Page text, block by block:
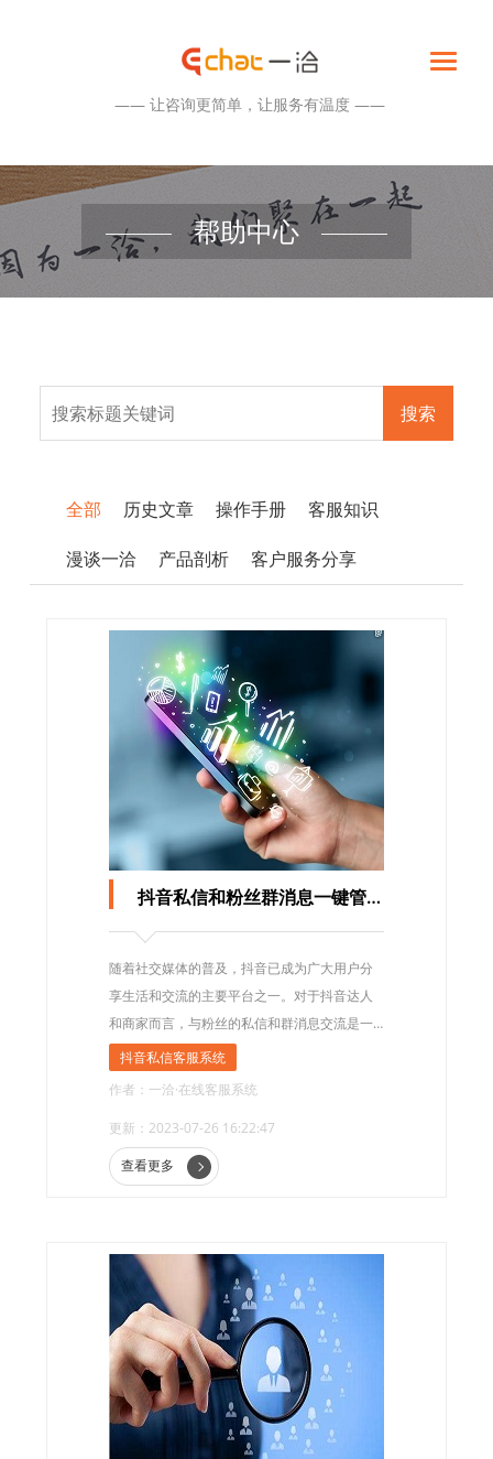
—— 让咨询更简单，让服务有温度 ——
帮助中心
搜索
全部 历史文章 操作手册 客服知识
漫谈一洽 产品剖析 客户服务分享
抖音私信和粉丝群消息一键管理，客服软件助力实现高效运营
随着社交媒体的普及，抖音已成为广大用户分
享生活和交流的主要平台之一。对于抖音达人
和商家而言，与粉丝的私信和群消息交流是一
个重要的运营环节，但如何高效地管理这些消
抖音私信客服系统
作者：一洽·在线客服系统
更新：2023-07-26 16:22:47
查看更多